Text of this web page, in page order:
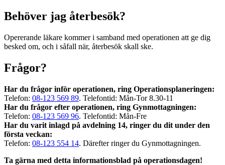
Behöver jag återbesök?
Opererande läkare kommer i samband med operationen att ge dig
besked om, och i såfall när, återbesök skall ske.
Frågor?
Har du frågor inför operationen, ring Operationsplaneringen:
Telefon: 08-123 569 89. Telefontid: Mån-Tor 8.30-11
Har du frågor efter operationen, ring Gynmottagningen:
Telefon: 08-123 569 96. Telefontid: Mån-Fre
Har du varit inlagd på avdelning 14, ringer du dit under den
första veckan:
Telefon: 08-123 554 14. Därefter ringer du Gynmottagningen.
Ta gärna med detta informationsblad på operationsdagen!